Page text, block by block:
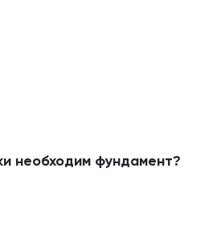
необходим фундамент?